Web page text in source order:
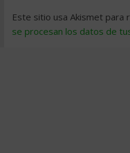
Este sitio usa Akismet para
se procesan los datos de